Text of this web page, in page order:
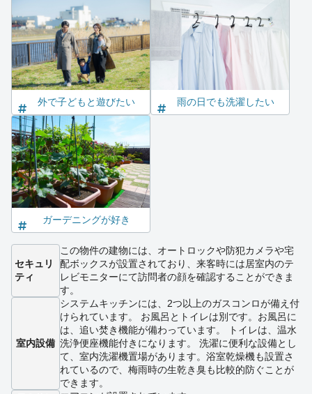
外で子どもと遊びたい 雨の日でも洗濯したい
ガーデニングが好き
セキュリ
ティ
この物件の建物には、オートロックや防犯カメラや宅
配ボックスが設置されており、来客時には居室内のテ
レビモニターにて訪問者の顔を確認することができま
す。
室内設備
システムキッチンには、2つ以上のガスコンロが備え付
けられています。 お風呂とトイレは別です。お風呂に
は、追い焚き機能が備わっています。 トイレは、温水
洗浄便座機能付きになります。 洗濯に便利な設備とし
て、室内洗濯機置場があります。浴室乾燥機も設置さ
れているので、梅雨時の生乾き臭も比較的防ぐことが
できます。